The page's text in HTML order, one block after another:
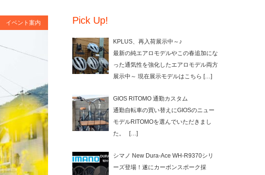
イベント案内 Pick Up!
KPLUS、再入荷展示中～♪
最新の純エアロモデルやこの春追加にな
った通気性を強化したエアロモデル両方
展示中～ 現在展示モデルはこちら […]
GIOS RITOMO 通勤カスタム
通勤自転車の買い替えにGIOSのニュー
モデルRITOMOを選んでいただきまし
た。
[…]
シマノ New Dura-Ace WH-R9370シリ
ーズ登場！遂にカーボンスポーク採